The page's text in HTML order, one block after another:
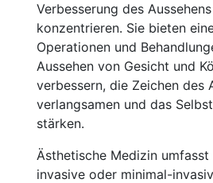
Verbesserung des
konzentrieren. Sie bieten
Operationen und
Aussehen von Gesicht und
verbessern, die Zeichen des
verlangsamen und das
stärken.
Ästhetische Medizin
invasive oder minimal-